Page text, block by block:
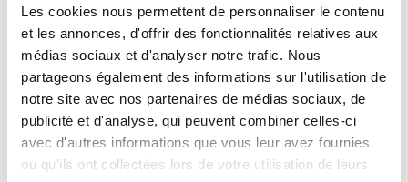
Les cookies nous permettent de personnaliser le contenu
et les annonces, d'offrir des fonctionnalités relatives aux
médias sociaux et d'analyser notre trafic. Nous
partageons également des informations sur l'utilisation de
notre site avec nos partenaires de médias sociaux, de
publicité et d'analyse, qui peuvent combiner celles-ci
avec d'autres informations que vous leur avez fournies
ou qu'ils ont collectées lors de votre utilisation de leurs
Plans 2D
Modèles 3D
IGS STP BIM